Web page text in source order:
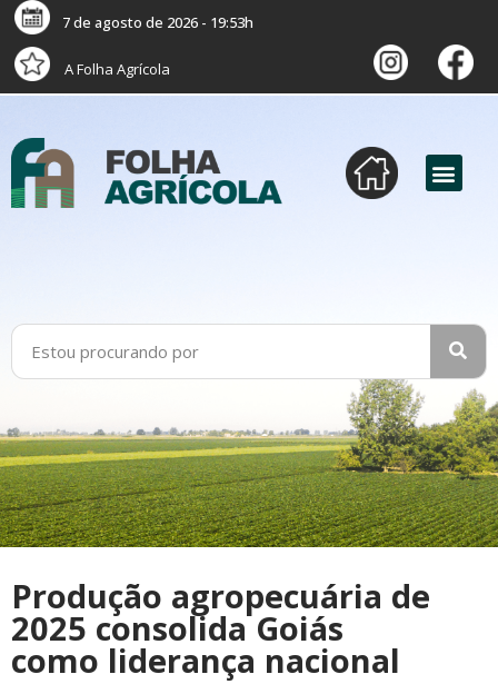
7 de agosto de 2026 - 19:53h
A Folha Agrícola
Produção agropecuária de
2025 consolida Goiás
como liderança nacional